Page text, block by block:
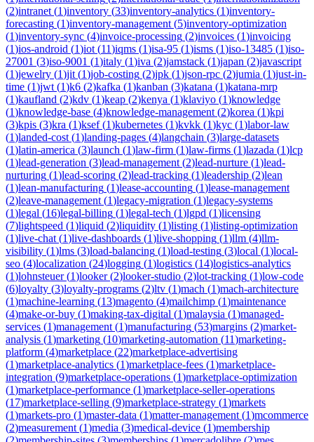
(2)intranet (1)inventory (33)inventory-analytics (1)inventory-
forecasting (1)inventory-management (5)inventory-optimization
(1)inventory-sync (4)invoice-processing (2)invoices (1)invoicing
(1)ios-android (1)iot (11)iqms (1)isa-95 (1)isms (1)iso-13485 (1)iso-
27001 (3)iso-9001 (1)italy (1)iva (2)jamstack (1)japan (2)javascript
(1)jewelry (1)jit (1)job-costing (2)jpk (1)json-rpc (2)jumia (1)just-in-
time (1)jwt (1)k6 (2)kafka (1)kanban (3)katana (1)katana-mrp
(1)kaufland (2)kdv (1)keap (2)kenya (1)klaviyo (1)knowledge
(1)knowledge-base (4)knowledge-management (2)korea (1)kpi
(3)kpis (3)kra (1)ksef(1)kubernetes (1)kvkk (1)kyc (1)labor-law
(1)landed-cost (1)landing-pages (4)langchain (3)large-datasets
(1)latin-america (3)launch (1)law-firm (1)law-firms (1)lazada (1)lcp
(1)lead-generation (3)lead-management (2)lead-nurture (1)lead-
nurturing (1)lead-scoring (2)lead-tracking (1)leadership (2)lean
(1)lean-manufacturing (1)lease-accounting (1)lease-management
(2)leave-management (1)legacy-migration (1)legacy-systems
(1)legal (16)legal-billing (1)legal-tech (1)lgpd (1)licensing
(7)lightspeed (1)liquid (2)liquidity (1)listing (1)listing-optimization
(1)live-chat (1)live-dashboards (1)live-shopping (1)llm (4)llm-
visibility (1)lms (3)load-balancing (1)load-testing (3)local (1)local-
seo (4)localization (24)logging (1)logistics (14)logistics-analytics
(1)lohnsteuer(1)looker(2)looker-studio (2)lot-tracking (1)low-code
(6)loyalty (3)loyalty-programs (2)ltv (1)mach (1)mach-architecture
(1)machine-learning (13)magento (4)mailchimp (1)maintenance
(4)make-or-buy (1)making-tax-digital (1)malaysia (1)managed-
services (1)management (1)manufacturing (53)margins (2)market-
analysis (1)marketing (10)marketing-automation (11)marketing-
platform (4)marketplace (22)marketplace-advertising
(1)marketplace-analytics (1)marketplace-fees (1)marketplace-
integration (9)marketplace-operations (1)marketplace-optimization
(1)marketplace-performance (1)marketplace-seller-operations
(17)marketplace-selling (9)marketplace-strategy (1)markets
(1)markets-pro (1)master-data (1)matter-management (1)mcommerce
(2)measurement (1)media (3)medical-device (1)membership